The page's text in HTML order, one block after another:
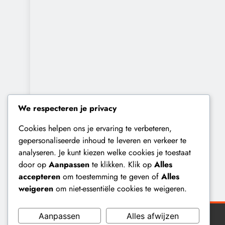
We respecteren je privacy
Cookies helpen ons je ervaring te verbeteren,
gepersonaliseerde inhoud te leveren en verkeer te
analyseren. Je kunt kiezen welke cookies je toestaat
door op Aanpassen te klikken. Klik op Alles
accepteren om toestemming te geven of Alles
weigeren om niet-essentiële cookies te weigeren.
Aanpassen Alles afwijzen